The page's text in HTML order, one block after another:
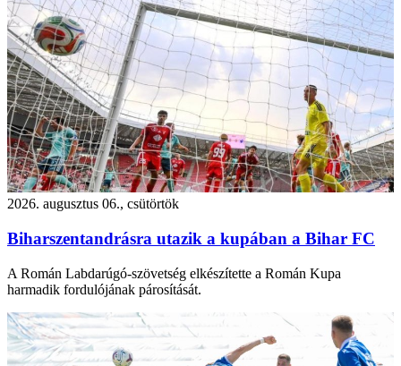
2026. augusztus 06., csütörtök
Biharszentandrásra utazik a kupában a Bihar FC
A Román Labdarúgó-szövetség elkészítette a Román Kupa
harmadik fordulójának párosítását.